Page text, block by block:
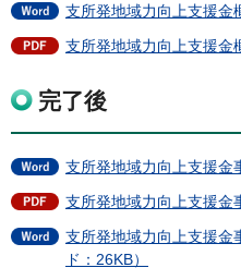
支所発地域力向上支援金
支所発地域力向上支援金
完了後
支所発地域力向上支援金
支所発地域力向上支援金
支所発地域力向上支援金
ド：26KB）